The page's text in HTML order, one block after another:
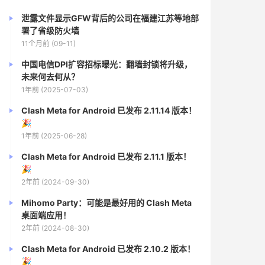
泄露文件显示GFW背后的公司在福建江苏等地部
署了省级防火墙
11个月前 (09-11)
中国电信DPI扩容招标曝光：翻墙封锁将升级，
未来何去何从？
1年前 (2025-07-03)
Clash Meta for Android 已发布 2.11.14 版本！
🎉
1年前 (2025-06-28)
Clash Meta for Android 已发布 2.11.1 版本！
🎉
2年前 (2024-09-30)
Mihomo Party：可能是最好用的 Clash Meta
桌面端应用！
2年前 (2024-08-30)
Clash Meta for Android 已发布 2.10.2 版本！
🎉